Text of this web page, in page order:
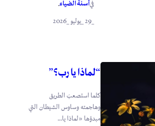
فيأسنة الضياء.
“لماذا يا رب؟”
كلما استصعبَ الطريق
وهاجمته وساوس الشيطان التي
مبدؤها «لماذا يا...